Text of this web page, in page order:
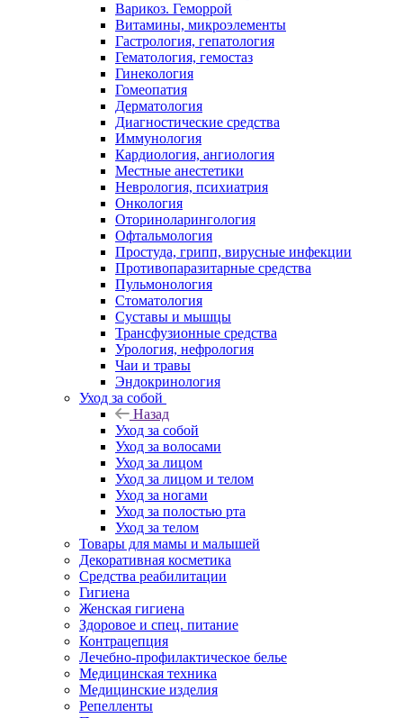
Варикоз. Геморрой
Витамины, микроэлементы
Гастрология, гепатология
Гематология, гемостаз
Гинекология
Гомеопатия
Дерматология
Диагностические средства
Иммунология
Кардиология, ангиология
Местные анестетики
Неврология, психиатрия
Онкология
Оториноларингология
Офтальмология
Простуда, грипп, вирусные инфекции
Противопаразитарные средства
Пульмонология
Стоматология
Суставы и мышцы
Трансфузионные средства
Урология, нефрология
Чаи и травы
Эндокринология
Уход за собой
Назад
Уход за собой
Уход за волосами
Уход за лицом
Уход за лицом и телом
Уход за ногами
Уход за полостью рта
Уход за телом
Товары для мамы и малышей
Декоративная косметика
Средства реабилитации
Гигиена
Женская гигиена
Здоровое и спец. питание
Контрацепция
Лечебно-профилактическое белье
Медицинская техника
Медицинские изделия
Репелленты